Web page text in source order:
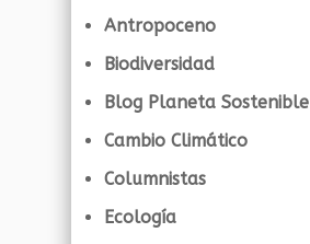
Antropoceno
Biodiversidad
Blog Planeta Sostenible
Cambio Climático
Columnistas
Ecología